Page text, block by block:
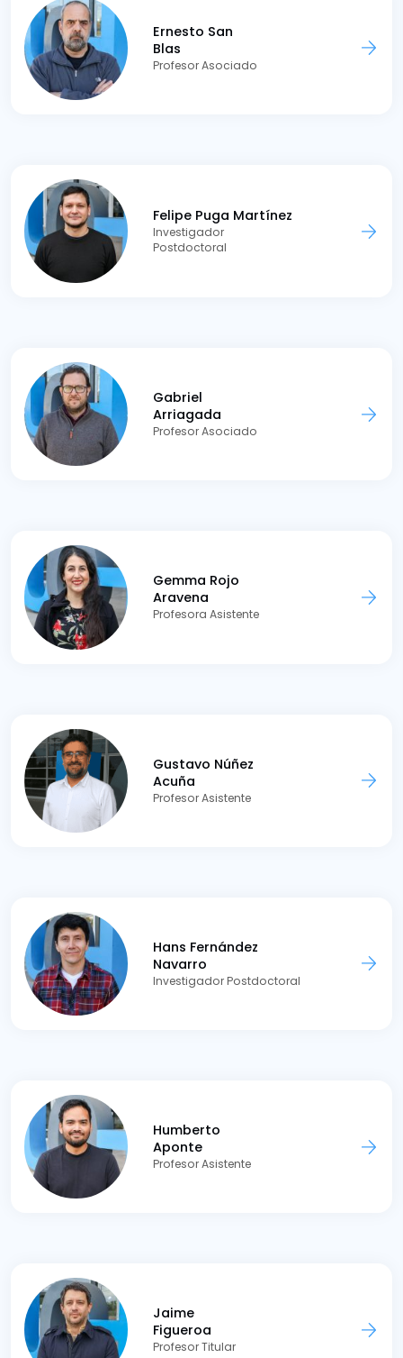
Ernesto San
Blas
Profesor Asociado
Felipe Puga Martínez
Investigador
Postdoctoral
Gabriel
Arriagada
Profesor Asociado
Gemma Rojo
Aravena
Profesora Asistente
Gustavo Núñez
Acuña
Profesor Asistente
Hans Fernández
Navarro
Investigador Postdoctoral
Humberto
Aponte
Profesor Asistente
Jaime
Figueroa
Profesor Titular